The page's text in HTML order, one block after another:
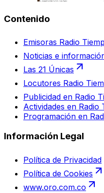
Contenido
Emisoras Radio
Noticias e
Las 21 Únicas
Locutores Radio
Publicidad en Radio
Actividades en Radio
Programación en
Información Legal
Política de Privacidad
Política de Cookies
www.oro.com.co